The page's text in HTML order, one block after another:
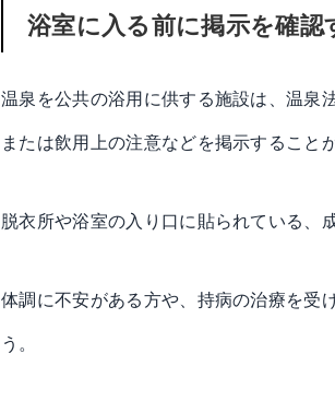
浴室に入る前に掲示を確認
温泉を公共の浴用に供する施設は、温泉
または飲用上の注意などを掲示すること
脱衣所や浴室の入り口に貼られている、
体調に不安がある方や、持病の治療を受
う。